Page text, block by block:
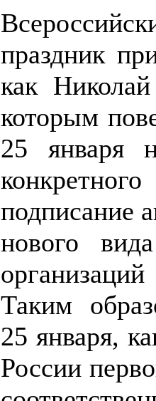
праздник
как
которым
25 января
подписание
нового
Таким
25 января,
России